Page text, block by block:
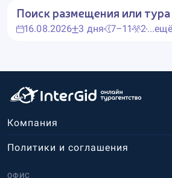
Поиск размещения или тура
16.08.2026 3 дня 7–11 2
Компания
ОФИС
Политики и соглашения